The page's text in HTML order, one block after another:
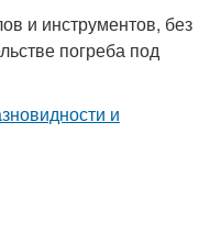
и инструментов, без
погреба под